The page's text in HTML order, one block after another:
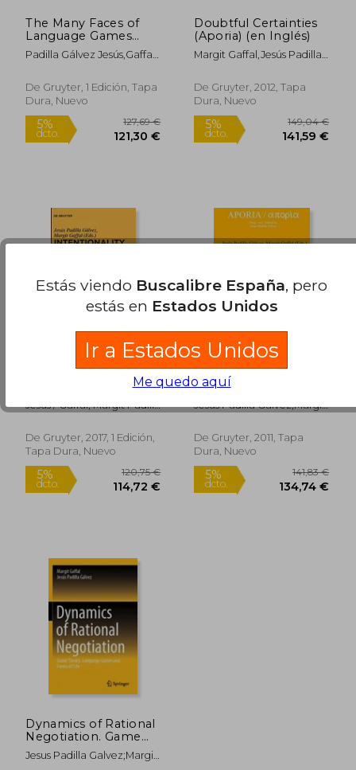
5%
dcto.
120,75 €
114,72 €
5%
dcto.
The Many Faces of
Language Games
(Aporia, 14) (en
Inglés)
Padilla Gálvez Jesús,Gaffal
De Gruyter, 1 Edición, Tapa
Dura, Nuevo
5% 127,69 €
Doubtful Certainties
(Aporia) (en Inglés)
Margit Gaffal,jesús Padilla
De Gruyter, 2012, Tapa
Dura, Nuevo
5%
Intentionality and
Action (Aporia) (en
Jesús / Gaffal, Margit Padilla
De Gruyter, 2017, 1 Edición,
Tapa Dura, Nuevo
Forms of Life and
Language Games
Jesús Padilla Gálvez,margit
De Gruyter, 2011, Tapa
Dura, Nuevo
Dynamics of Rational
Negotiation. Game
Theory, Language
Games and Forms of
Jesus Padilla Galvez;Margit
Estás viendo Buscalibre España, pero
estás en Estados Unidos
Ir a Estados Unidos
Me quedo aquí